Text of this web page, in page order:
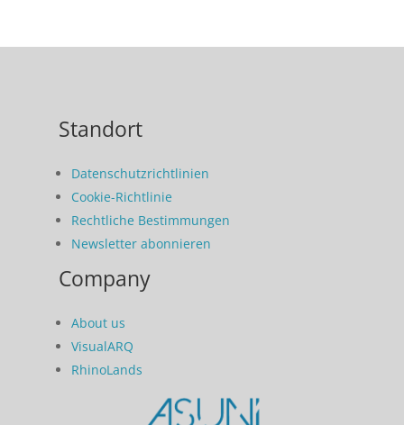
Standort
Datenschutzrichtlinien
Cookie-Richtlinie
Rechtliche Bestimmungen
Newsletter abonnieren
Company
About us
VisualARQ
RhinoLands